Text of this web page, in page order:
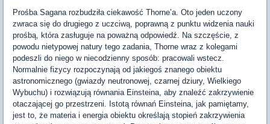
Prośba Sagana rozbudziła ciekawość Thorne’a. Oto jeden uczony
zwraca się do drugiego z uczciwą, poprawną z punktu widzenia nauki
prośbą, która zasługuje na poważną odpowiedź. Na szczęście, z
powodu nietypowej natury tego zadania, Thorne wraz z kolegami
podeszli do niego w niecodzienny sposób: pracowali wstecz.
Normalnie fizycy rozpoczynają od jakiegoś znanego obiektu
astronomicznego (gwiazdy neutronowej, czarnej dziury, Wielkiego
Wybuchu) i rozwiązują równania Einsteina, aby znaleźć zakrzywienie
otaczającej go przestrzeni. Istotą równań Einsteina, jak pamiętamy,
jest to, że materia i energia obiektu określają stopień zakrzywienia